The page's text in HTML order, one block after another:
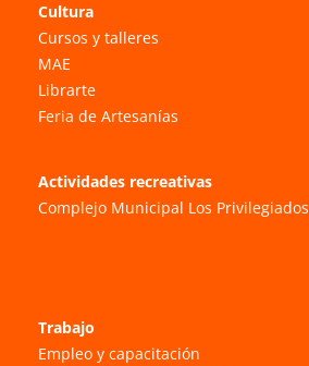
Cultura
Cursos y talleres
MAE
Librarte
Feria de Artesanías
Actividades recreativas
Complejo Municipal Los Privilegiados
Trabajo
Empleo y capacitación